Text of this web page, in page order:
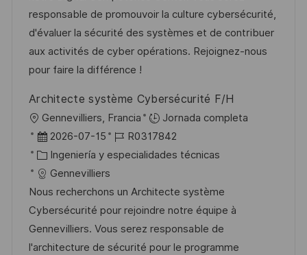
c
i
ó
n
i
ó
n
d
e
p
u
l
i
c
a
c
i
ó
n
m
p
l
e
g
o
r
í
responsable de promouvoir la culture cybersécurité,
d'évaluer la sécurité des systèmes et de contribuer
aux activités de cyber opérations. Rejoignez-nous
pour faire la différence !
Architecte système Cybersécurité F/H
U
b
c
a
c
i
ó
Gennevilliers, Francia
Jornada completa
F
e
c
h
a
d
e
2026-07-15
I
D
e
e
m
p
R0317842
C
a
t
e
g
o
Ingeniería y especialidades técnicas
Gennevilliers
Nous recherchons un Architecte système
Cybersécurité pour rejoindre notre équipe à
Gennevilliers. Vous serez responsable de
l'architecture de sécurité pour le programme